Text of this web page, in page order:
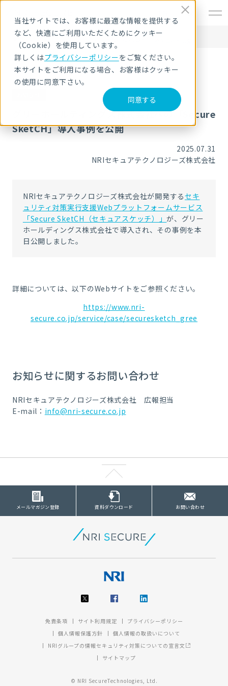
当社サイトでは、お客様に最適な情報を提供する
など、快適にご利用いただくためにクッキー
（Cookie）を使用しています。
詳しくはプライバシーポリシーをご覧ください。
本サイトをご利用になる場合、お客様はクッキー
の使用に同意下さい。
同意する
HOME
ニュース・トピックス
グリーホールディングス株式会社への「Secure SketCH」導入事例を公開
グリーホールディングス株式会社への「Secure
SketCH」導入事例を公開
2025.07.31
NRIセキュアテクノロジーズ株式会社
NRIセキュアテクノロジーズ株式会社が開発するセキ
ュリティ対策実行支援Webプラットフォームサービス
「Secure SketCH（セキュアスケッチ）」が、グリー
ホールディングス株式会社で導入され、その事例を本
日公開しました。
詳細については、以下のWebサイトをご参照ください。
https://www.nri-
secure.co.jp/service/case/securesketch_gree
お知らせに関するお問い合わせ
NRIセキュアテクノロジーズ株式会社 広報担当
E-mail： info@nri-secure.co.jp
メールマガジン登録 資料ダウンロード お問い合わせ
免責条項 サイト利用規定
プライバシーポリシー
個人情報保護方針
個人情報の取扱いについて
NRIグループの情報セキュリティ対策についての宣言文
サイトマップ
© NRI SecureTechnologies, Ltd.